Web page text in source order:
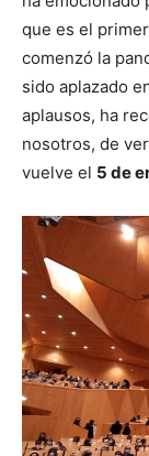
que es el
comenzó la
sido aplazado
aplausos, ha
nosotros, de
vuelve el 5 de